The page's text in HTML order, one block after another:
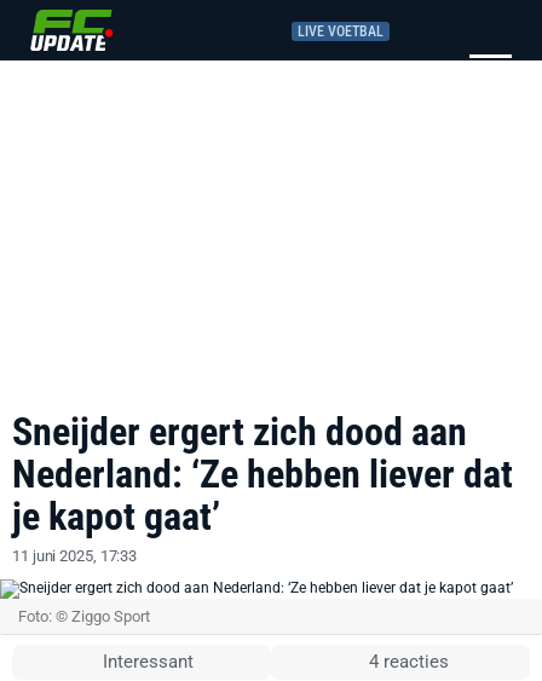
LIVE VOETBAL
Sneijder ergert zich dood aan
Nederland: ‘Ze hebben liever dat
je kapot gaat’
11 juni 2025, 17:33
Foto: © Ziggo Sport
Interessant 4 reacties